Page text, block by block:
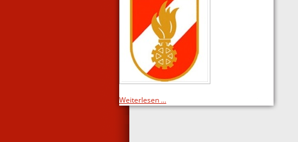
Weiterlesen ...